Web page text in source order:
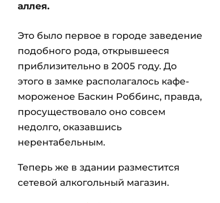
аллея.
Это было первое в городе заведение
подобного рода, открывшееся
приблизительно в 2005 году. До
этого в замке располагалось кафе-
мороженое Баскин Роббинс, правда,
просуществовало оно совсем
недолго, оказавшись
нерентабельным.
Теперь же в здании разместится
сетевой алкогольный магазин.